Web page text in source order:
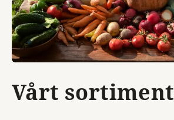
Vårt sortiment